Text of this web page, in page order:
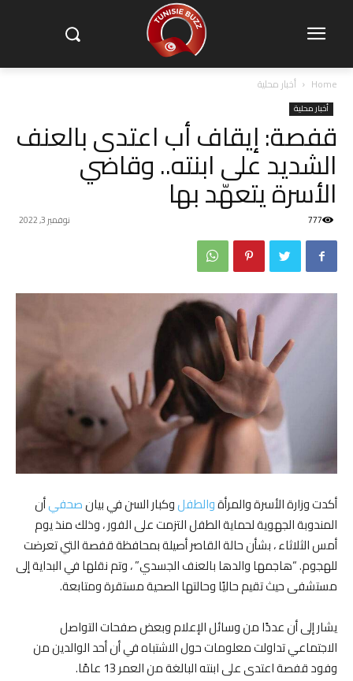
Home أخبار محلية
أخبار محلية
قفصة: إيقاف أب اعتدى بالعنف
الشديد على ابنته.. وقاضي
الأسرة يتعهّد بها
نوفمبر 3, 2022 777
أكدت وزارة الأسرة والمرأةوالطفلوكبار السن في بيانصحفيأن
المندوبة الجهوية لحماية الطفل التزمت على الفور ، وذلك منذ يوم
أمس الثلاثاء ، بشأن حالة القاصر أصيلة بمحافظة قفصة التي تعرضت
للهجوم. “هاجمها والدها بالعنف الجسدي” ، وتم نقلها في البداية إلى
مستشفى حيث تقيم حاليًا وحالتها الصحية مستقرة ومتابعة.
يشار إلى أن عددًا من وسائل الإعلام وبعض صفحات التواصل
الاجتماعي تداولت معلومات حول الاشتباه في أن أحد الوالدين من
وفود قفصة اعتدى على ابنته البالغة من العمر 13 عامًا.